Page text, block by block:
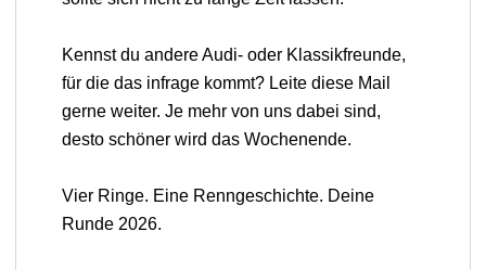
Kennst du andere Audi- oder Klassikfreunde,
für die das infrage kommt? Leite diese Mail
gerne weiter. Je mehr von uns dabei sind,
desto schöner wird das Wochenende.
Vier Ringe. Eine Renngeschichte. Deine
Runde 2026.